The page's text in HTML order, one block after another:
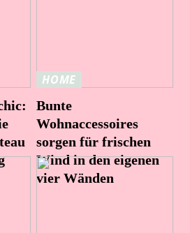
HOME
Bunte
Wohnaccessoires
sorgen für frischen
Wind in den eigenen
vier Wänden